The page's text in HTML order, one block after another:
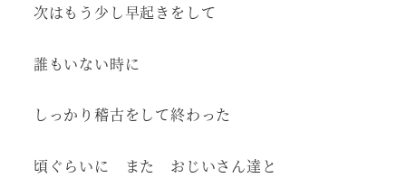
次はもう少し早起きをして
誰もいない時に
しっかり稽古をして終わった
頃ぐらいに また おじいさん達と